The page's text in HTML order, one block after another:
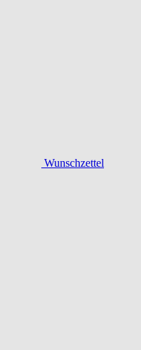
Wunschzettel